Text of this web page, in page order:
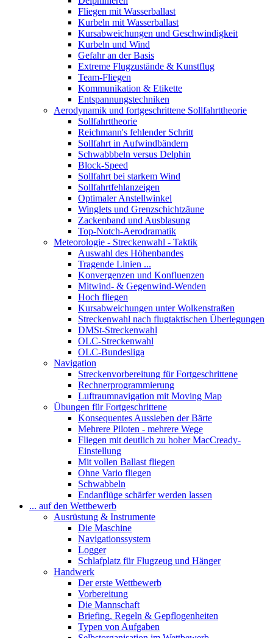
Fliegen mit Wasserballast
Kurbeln mit Wasserballast
Kursabweichungen und Geschwindigkeit
Kurbeln und Wind
Gefahr an der Basis
Extreme Flugzustände & Kunstflug
Team-Fliegen
Kommunikation & Etikette
Entspannungstechniken
Aerodynamik und fortgeschrittene Sollfahrttheorie
Sollfahrttheorie
Reichmann's fehlender Schritt
Sollfahrt in Aufwindbändern
Schwabbbeln versus Delphin
Block-Speed
Sollfahrt bei starkem Wind
Sollfahrtfehlanzeigen
Optimaler Anstellwinkel
Winglets und Grenzschichtzäune
Zackenband und Ausblasung
Top-Notch-Aerodramatik
Meteorologie - Streckenwahl - Taktik
Auswahl des Höhenbandes
Tragende Linien ...
Konvergenzen und Konfluenzen
Mitwind- & Gegenwind-Wenden
Hoch fliegen
Kursabweichungen unter Wolkenstraßen
Streckenwahl nach flugtaktischen Überlegungen
DMSt-Streckenwahl
OLC-Streckenwahl
OLC-Bundesliga
Navigation
Streckenvorbereitung für Fortgeschrittene
Rechnerprogrammierung
Luftraumnavigation mit Moving Map
Übungen für Fortgeschrittene
Konsequentes Aussieben der Bärte
Mehrere Piloten - mehrere Wege
Fliegen mit deutlich zu hoher MacCready-
Einstellung
Mit vollen Ballast fliegen
Ohne Vario fliegen
Schwabbeln
Endanflüge schärfer werden lassen
... auf den Wettbewerb
Ausrüstung & Instrumente
Die Maschine
Navigationssystem
Logger
Schlafplatz für Flugzeug und Hänger
Handwerk
Der erste Wettbewerb
Vorbereitung
Die Mannschaft
Briefing, Regeln & Gepflogenheiten
Typen von Aufgaben